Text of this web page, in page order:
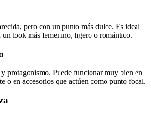
pero con un punto más dulce. Es ideal
un look más femenino, ligero o romántico.
protagonismo. Puede funcionar muy bien en
o en accesorios que actúen como punto focal.